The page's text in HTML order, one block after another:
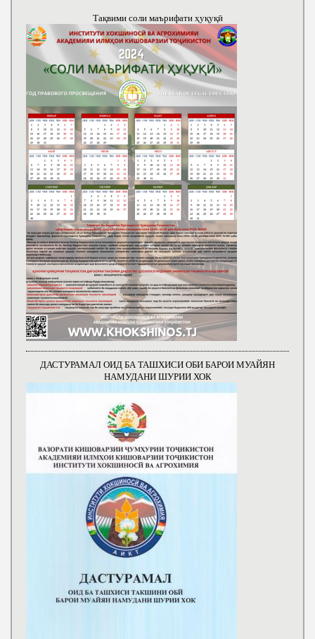
Тақвими соли маърифати ҳуқуқӣ
ДАСТУРАМАЛ ОИД БА ТАШХИСИ ОБИ БАРОИ МУАЙЯН
НАМУДАНИ ШУРИИ ХОК